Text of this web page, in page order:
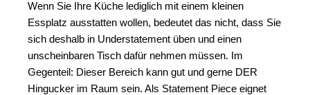
Wenn Sie Ihre Küche lediglich mit einem kleinen
Essplatz ausstatten wollen, bedeutet das nicht, dass Sie
sich deshalb in Understatement üben und einen
unscheinbaren Tisch dafür nehmen müssen. Im
Gegenteil: Dieser Bereich kann gut und gerne DER
Hingucker im Raum sein. Als Statement Piece eignet